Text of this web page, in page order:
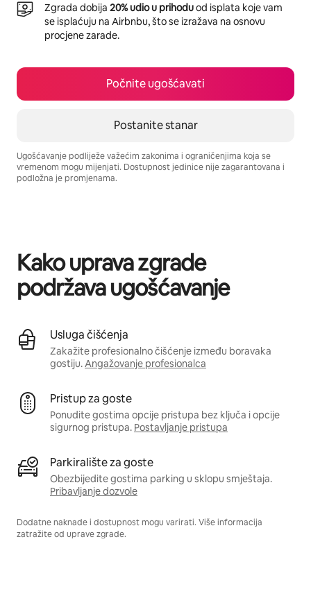
Zgrada dobija 20% udio u prihoduod isplata koje vam
se isplaćuju na Airbnbu, što se izražava na osnovu
procjene zarade.
Počnite ugošćavati
Postanite stanar
Ugošćavanje podliježe važećim zakonima i ograničenjima koja se
vremenom mogu mijenjati. Dostupnost jedinice nije zagarantovana i
podložna je promjenama.
Kako uprava zgrade
podržava ugošćavanje
Usluga čišćenja
Zakažite profesionalno čišćenje između boravaka
gostiju.Angažovanje profesionalca
Pristup za goste
Ponudite gostima opcije pristupa bez ključa i opcije
sigurnog pristupa. Postavljanje pristupa
Parkiralište za goste
Obezbijedite gostima parking u sklopu smještaja.
Pribavljanje dozvole
Dodatne naknade i dostupnost mogu varirati. Više informacija
zatražite od uprave zgrade.